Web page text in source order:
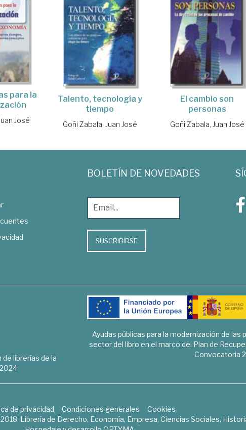
para la
José
Talento, tecnología y
tiempo
Goñi Zabala, Juan José
El cambio son
personas
Goñi Zabala, Juan José
BOLETÍN DE NOVEDADES
SUSCRIBIRSE
de librerías de la
Ayudas públicas para la modernización de
sector del libro en el marco del Plan de
Convocatoria
de privacidad Condiciones generales
Cookies
Librería de Derecho, Economía, Empresa, Ciencias Sociales,